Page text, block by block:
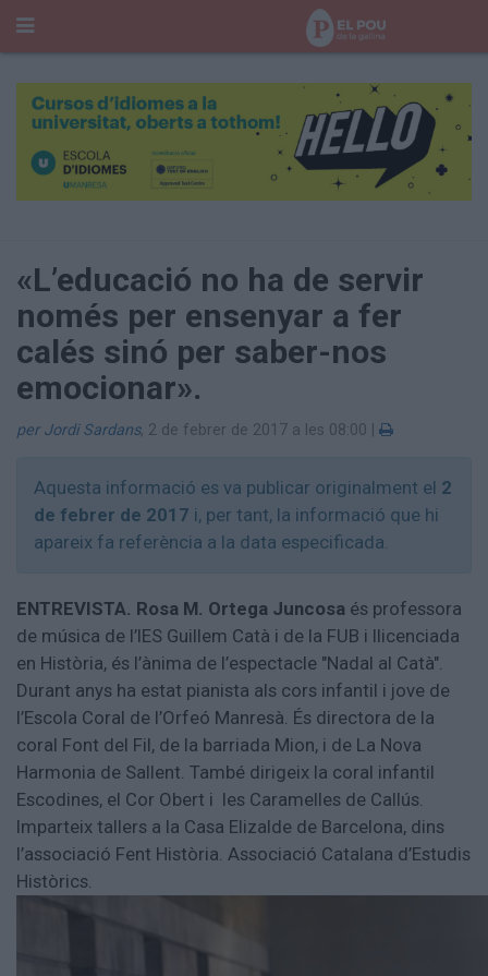
Cerca
Temes del Pou
Cròniques des de Manresa
Paisatge
Taula Rodona
Consells
El Cul del Pou
Aniversaris
Premis Oleguer Bisbal
«L’educació no ha de servir
només per ensenyar a fer
calés sinó per saber-nos
emocionar».
per Jordi Sardans, 2 de febrer de 2017 a les 08:00
Aquesta informació es va publicar originalment el 2
de febrer de 2017 i, per tant, la informació que hi
apareix fa referència a la data especificada.
ENTREVISTA. Rosa M. Ortega Juncosa és professora
de música de l’IES Guillem Catà i de la FUB i llicenciada
en Història, és l’ànima de l’espectacle "Nadal al Catà".
Durant anys ha estat pianista als cors infantil i jove de
l’Escola Coral de l’Orfeó Manresà. És directora de la
coral Font del Fil, de la barriada Mion, i de La Nova
Harmonia de Sallent. També dirigeix la coral infantil
Escodines, el Cor Obert i les Caramelles de Callús.
Imparteix tallers a la Casa Elizalde de Barcelona, dins
l’associació Fent Història. Associació Catalana d’Estudis
Històrics.